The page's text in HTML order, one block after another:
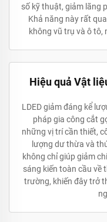
số kỹ thuật, giảm lãng
Khả năng này rất
không vũ trụ và ô tô,
Hiệu quả Vật
LDED giảm đáng kể
pháp gia công cắt
những vị trí cần thiết,
lượng dư thừa và
không chỉ giúp giảm
sáng kiến toàn cầu về
trường, khiến đây trở